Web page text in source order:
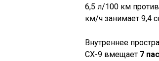
6,5 л/100 км против
км/ч занимает 9,4
Внутреннее
CX-9 вмещает 7